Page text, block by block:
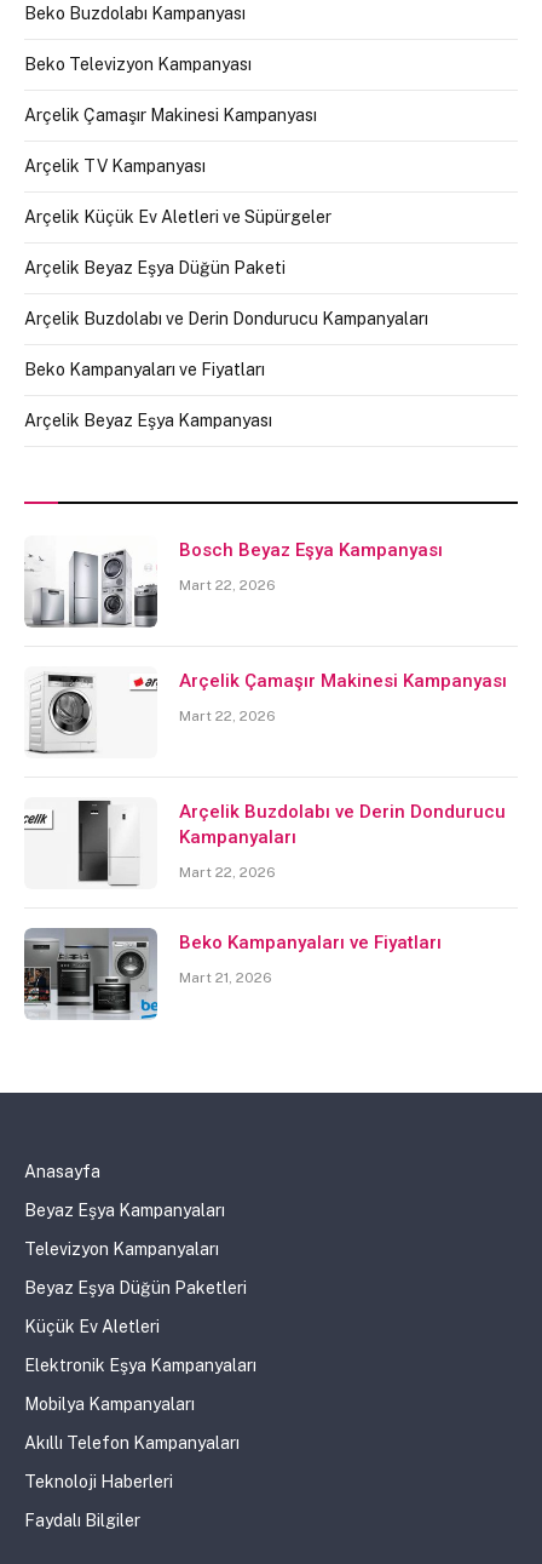
Beko Buzdolabı Kampanyası
Beko Televizyon Kampanyası
Arçelik Çamaşır Makinesi Kampanyası
Arçelik TV Kampanyası
Arçelik Küçük Ev Aletleri ve Süpürgeler
Arçelik Beyaz Eşya Düğün Paketi
Arçelik Buzdolabı ve Derin Dondurucu Kampanyaları
Beko Kampanyaları ve Fiyatları
Arçelik Beyaz Eşya Kampanyası
Bosch Beyaz Eşya Kampanyası
Mart 22, 2026
Arçelik Çamaşır Makinesi Kampanyası
Mart 22, 2026
Arçelik Buzdolabı ve Derin Dondurucu
Kampanyaları
Mart 22, 2026
Beko Kampanyaları ve Fiyatları
Mart 21, 2026
Anasayfa
Beyaz Eşya Kampanyaları
Televizyon Kampanyaları
Beyaz Eşya Düğün Paketleri
Küçük Ev Aletleri
Elektronik Eşya Kampanyaları
Mobilya Kampanyaları
Akıllı Telefon Kampanyaları
Teknoloji Haberleri
Faydalı Bilgiler